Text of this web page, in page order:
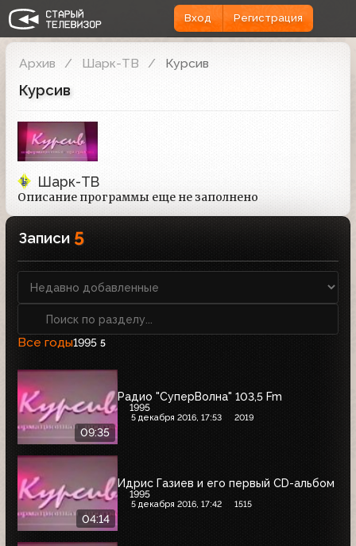
Вход Регистрация
Архив Шарк-ТВ Курсив
Курсив
Шарк-ТВ
Описание программы еще не заполнено
Записи 5
Все годы1995 5
09:35
Радио "СуперВолна" 103,5 Fm
1995
5 декабря 2016, 17:53 2019
04:14
Идрис Газиев и его первый CD-альбом
1995
5 декабря 2016, 17:42 1515